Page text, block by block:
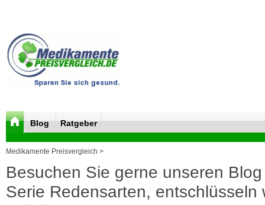
Blog Ratgeber
Medikamente Preisvergleich >
Besuchen Sie gerne unseren
Serie Redensarten, entschlüsseln